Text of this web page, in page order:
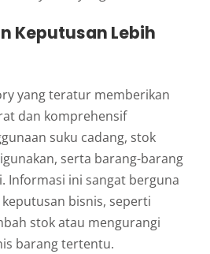
Keputusan Lebih
yang teratur memberikan
dan komprehensif
suku cadang, stok
serta barang-barang
Informasi ini sangat berguna
bisnis, seperti
stok atau mengurangi
barang tertentu.